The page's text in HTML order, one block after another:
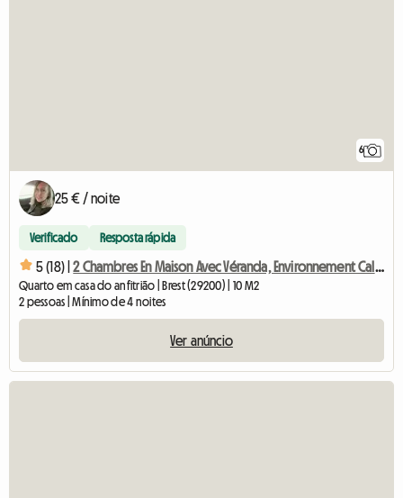
6
25 € / noite
Verificado Resposta rápida
5 (18) | 2 Chambres En Maison Avec Véranda, Environnement Calme (vall
Quarto em casa do anfitrião | Brest (29200) | 10 M2
2 pessoas | Mínimo de 4 noites
Ver anúncio